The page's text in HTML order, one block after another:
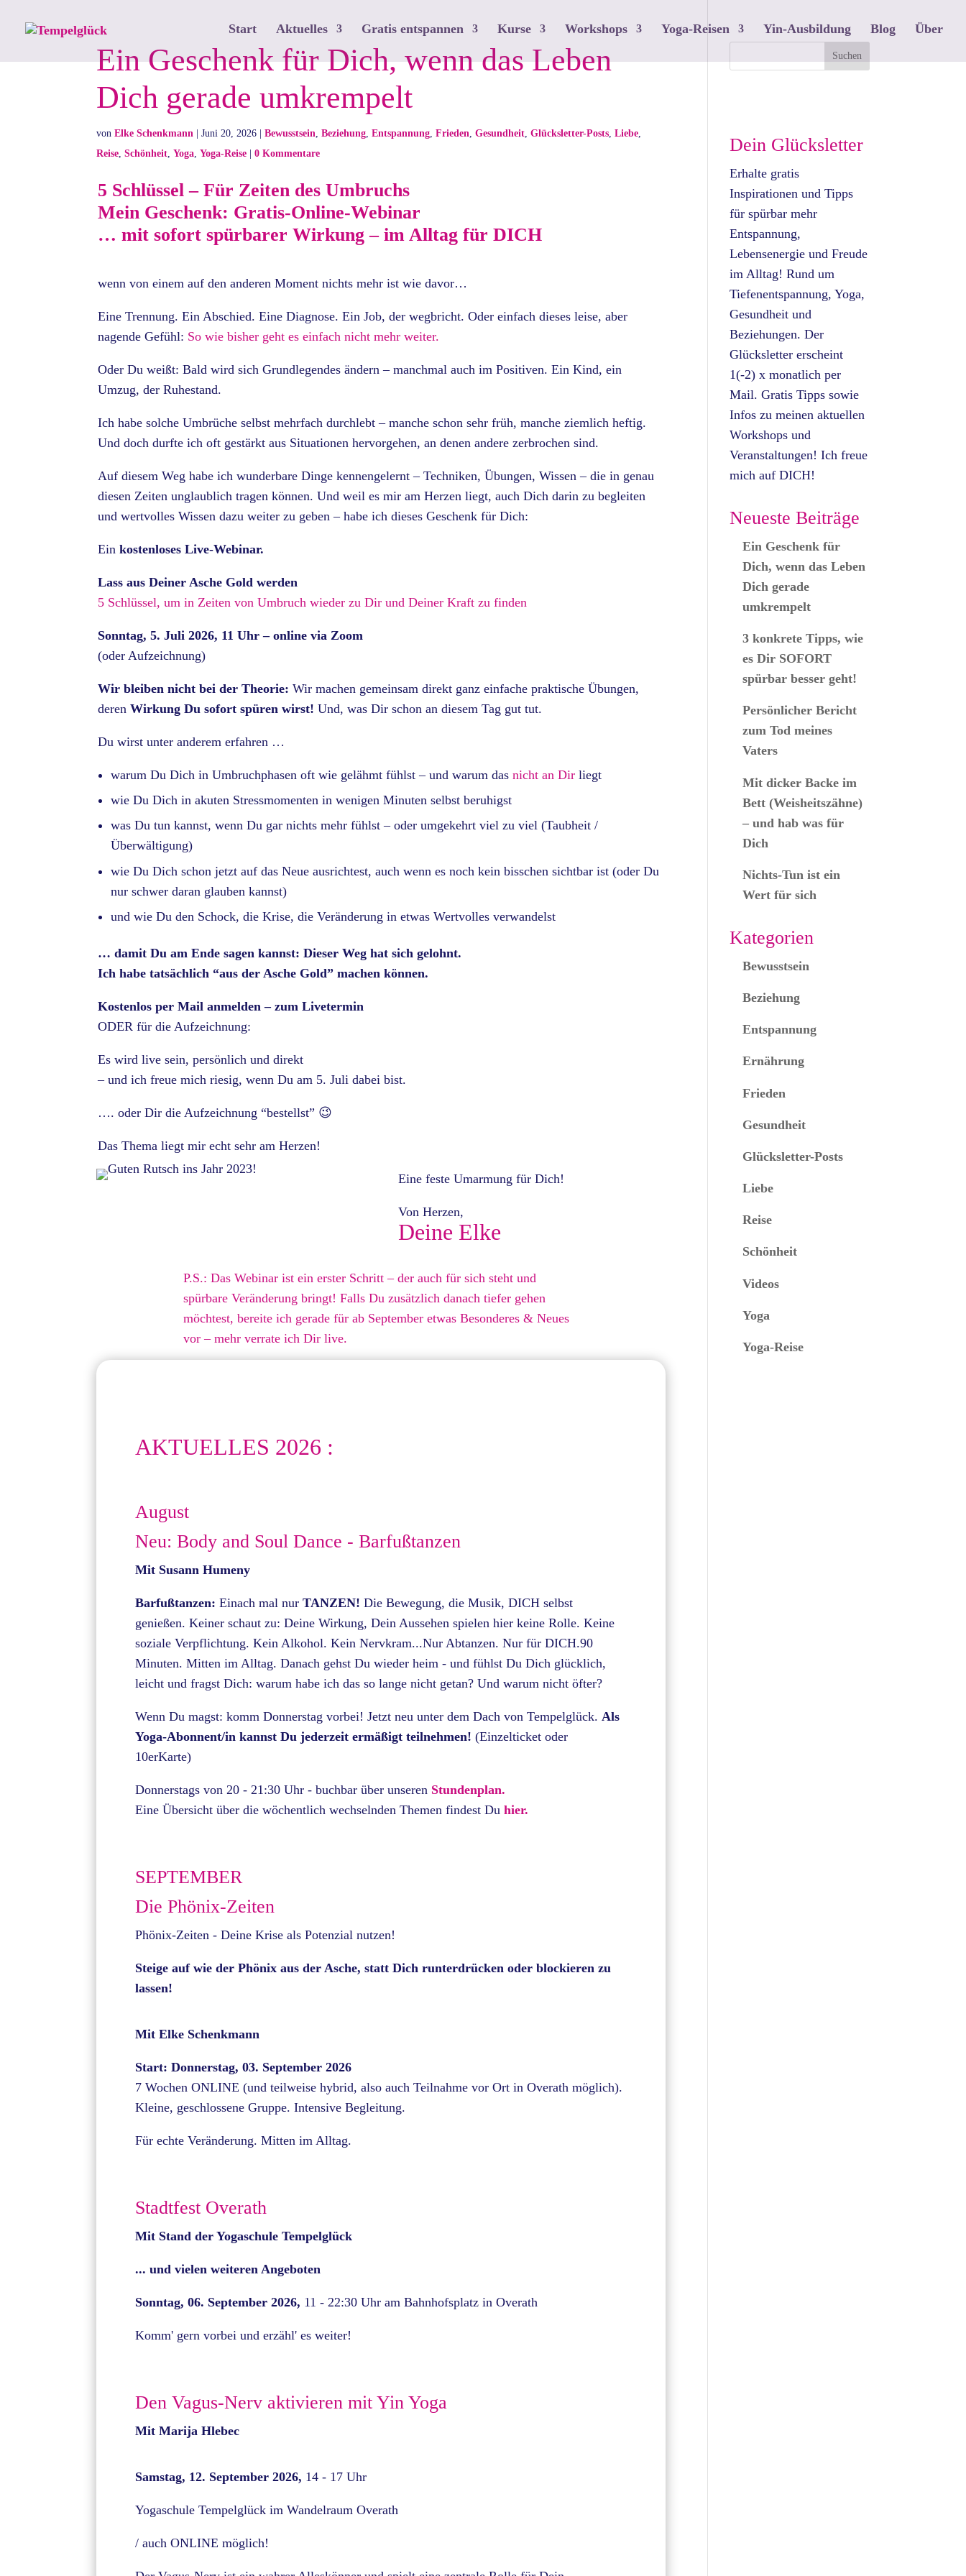
Start Aktuelles Gratis entspannen Kurse Workshops Yoga-Reisen Yin-Ausbildung Blog Über
Ein Geschenk für Dich, wenn das Leben
Dich gerade umkrempelt
vonElke Schenkmann |Juni 20, 2026 |Bewusstsein,Beziehung,Entspannung,Frieden,Gesundheit,Glücksletter-Posts,Liebe,
Reise,Schönheit,Yoga,Yoga-Reise |0 Kommentare
5 Schlüssel – Für Zeiten des Umbruchs
Mein Geschenk: Gratis-Online-Webinar
… mit sofort spürbarer Wirkung – im Alltag für DICH
wenn von einem auf den anderen Moment nichts mehr ist wie davor…
Eine Trennung. Ein Abschied. Eine Diagnose. Ein Job, der wegbricht. Oder einfach dieses leise, aber
nagende Gefühl: So wie bisher geht es einfach nicht mehr weiter.
Oder Du weißt: Bald wird sich Grundlegendes ändern – manchmal auch im Positiven. Ein Kind, ein
Umzug, der Ruhestand.
Ich habe solche Umbrüche selbst mehrfach durchlebt – manche schon sehr früh, manche ziemlich heftig.
Und doch durfte ich oft gestärkt aus Situationen hervorgehen, an denen andere zerbrochen sind.
Auf diesem Weg habe ich wunderbare Dinge kennengelernt – Techniken, Übungen, Wissen – die in genau
diesen Zeiten unglaublich tragen können. Und weil es mir am Herzen liegt, auch Dich darin zu begleiten
und wertvolles Wissen dazu weiter zu geben – habe ich dieses Geschenk für Dich:
Ein kostenloses Live-Webinar.
Lass aus Deiner Asche Gold werden
5 Schlüssel, um in Zeiten von Umbruch wieder zu Dir und Deiner Kraft zu finden
Sonntag, 5. Juli 2026, 11 Uhr – online via Zoom
(oder Aufzeichnung)
Wir bleiben nicht bei der Theorie:Wir machen gemeinsam direkt ganz einfache praktische Übungen,
derenWirkung Du sofort spüren wirst!Und, was Dir schon an diesem Tag gut tut.
Du wirst unter anderem erfahren …
warum Du Dich in Umbruchphasen oft wie gelähmt fühlst – und warum dasnicht an Dirliegt
wie Du Dich in akuten Stressmomenten in wenigen Minuten selbst beruhigst
was Du tun kannst, wenn Du gar nichts mehr fühlst – oder umgekehrt viel zu viel (Taubheit /
Überwältigung)
wie Du Dich schon jetzt auf das Neue ausrichtest, auch wenn es noch kein bisschen sichtbar ist (oder Du
nur schwer daran glauben kannst)
und wie Du den Schock, die Krise, die Veränderung in etwas Wertvolles verwandelst
… damit Du am Ende sagen kannst: Dieser Weg hat sich gelohnt.
Ich habe tatsächlich “aus der Asche Gold” machen können.
Kostenlos per Mail anmelden – zum Livetermin
ODER für die Aufzeichnung:
Es wird live sein, persönlich und direkt
– und ich freue mich riesig, wenn Du am 5. Juli dabei bist.
…. oder Dir die Aufzeichnung “bestellst” 😉
Das Thema liegt mir echt sehr am Herzen!
Eine feste Umarmung für Dich!
Von Herzen,
Deine Elke
P.S.: Das Webinar ist ein erster Schritt – der auch für sich steht und
spürbare Veränderung bringt! Falls Du zusätzlich danach tiefer gehen
möchtest, bereite ich gerade für ab September etwas Besonderes & Neues
vor – mehr verrate ich Dir live.
AKTUELLES 2026 :
August
Neu: Body and Soul Dance - Barfußtanzen
Mit Susann Humeny
Barfußtanzen:Einach mal nurTANZEN!Die Bewegung, die Musik, DICH selbst
genießen. Keiner schaut zu: Deine Wirkung, Dein Aussehen spielen hier keine Rolle. Keine
soziale Verpflichtung. Kein Alkohol. Kein Nervkram...Nur Abtanzen. Nur für DICH.90
Minuten. Mitten im Alltag. Danach gehst Du wieder heim - und fühlst Du Dich glücklich,
leicht und fragst Dich: warum habe ich das so lange nicht getan? Und warum nicht öfter?
Wenn Du magst: komm Donnerstag vorbei! Jetzt neu unter dem Dach von Tempelglück.Als
Yoga-Abonnent/in kannst Du jederzeit ermäßigt teilnehmen! (Einzelticket oder
10erKarte)
Donnerstags von 20 - 21:30 Uhr - buchbar über unseren Stundenplan.
Eine Übersicht über die wöchentlich wechselnden Themen findest Duhier.
SEPTEMBER
Die Phönix-Zeiten
Phönix-Zeiten - Deine Krise als Potenzial nutzen!
Steige auf wie der Phönix aus der Asche, statt Dich runterdrücken oder blockieren zu
lassen!
Mit Elke Schenkmann
Start: Donnerstag, 03. September 2026
7 Wochen ONLINE (und teilweise hybrid, also auch Teilnahme vor Ort in Overath möglich).
Kleine, geschlossene Gruppe. Intensive Begleitung.
Für echte Veränderung. Mitten im Alltag.
Stadtfest Overath
Mit Stand der Yogaschule Tempelglück
... und vielen weiteren Angeboten
Sonntag, 06. September 2026, 11 - 22:30 Uhr am Bahnhofsplatz in Overath
Komm' gern vorbei und erzähl' es weiter!
Den Vagus-Nerv aktivieren mit Yin Yoga
Mit Marija Hlebec
Samstag, 12. September 2026, 14 - 17 Uhr
Yogaschule Tempelglück im Wandelraum Overath
/ auch ONLINE möglich!
Dein Glücksletter
Erhalte gratis
Inspirationen und Tipps
für spürbar mehr
Entspannung,
Lebensenergie und Freude
im Alltag! Rund um
Tiefenentspannung, Yoga,
Gesundheit und
Beziehungen. Der
Glücksletter erscheint
1(-2) x monatlich per
Mail. Gratis Tipps sowie
Infos zu meinen aktuellen
Workshops und
Veranstaltungen! Ich freue
mich auf DICH!
Neueste Beiträge
Ein Geschenk für
Dich, wenn das Leben
Dich gerade
umkrempelt
3 konkrete Tipps, wie
es Dir SOFORT
spürbar besser geht!
Persönlicher Bericht
zum Tod meines
Vaters
Mit dicker Backe im
Bett (Weisheitszähne)
– und hab was für
Dich
Nichts-Tun ist ein
Wert für sich
Kategorien
Bewusstsein
Beziehung
Entspannung
Ernährung
Frieden
Gesundheit
Glücksletter-Posts
Liebe
Reise
Schönheit
Videos
Yoga
Yoga-Reise